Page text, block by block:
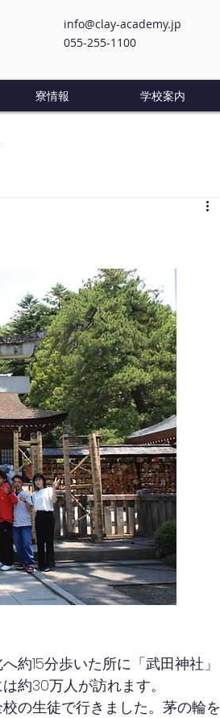
info@clay-academy.jp
055-255-1100
寮情報 学校案内
約15分歩いた所に「武田神社」
約30万人が訪れます。
の生徒で行きました。茅の輪を